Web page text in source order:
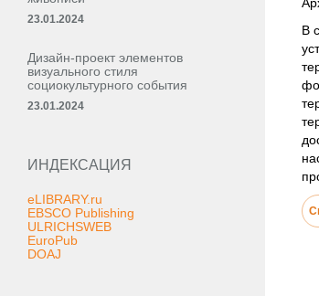
23.01.2024
Дизайн-проект элементов
визуального стиля
социокультурного события
23.01.2024
ИНДЕКСАЦИЯ
eLIBRARY.ru
EBSCO Publishing
ULRICHSWEB
EuroPub
DOAJ
В